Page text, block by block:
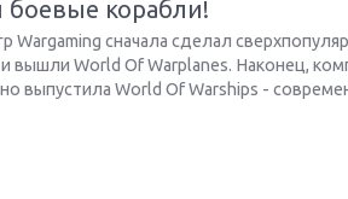
корабли!
Wargaming сначала сделал
вышли World Of Warplanes. Наконец,
выпустила World Of Warships -